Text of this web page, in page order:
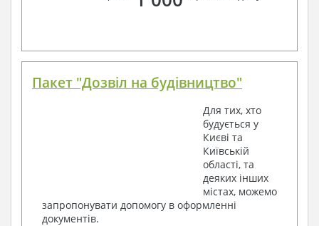
Пакет "Дозвіл на будівництво"
Для тих, хто
будується у
Києві та
Київській
області, та
деяких інших
містах, можемо
запропонувати допомогу в оформленні
документів.